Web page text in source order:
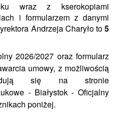
wraz z kserokopiami
i formularzem z danymi
Andrzeja Charyło to5
2026/2027 oraz formularz
umowy, z możliwością
się na stronie
- Białystok - Oficjalny
poniżej.